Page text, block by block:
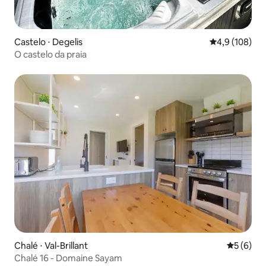
Castelo ⋅ Degelis 4,9 de uma
4,9 (108)
O castelo da praia
Chalé ⋅ Val-Brillant 5 de
5 (6)
Chalé 16 - Domaine Sayam